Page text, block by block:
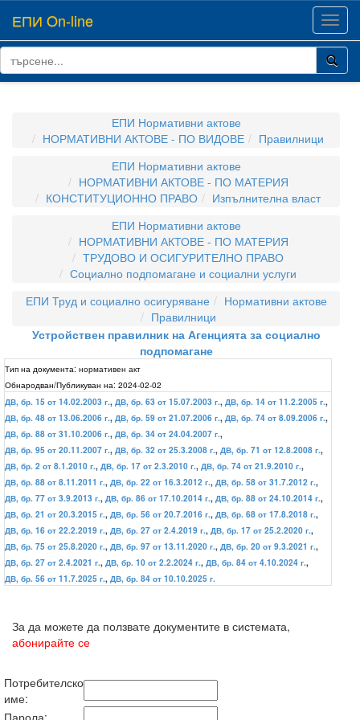
ЕПИ On-line
ЕПИ Нормативни актове
НОРМАТИВНИ АКТОВЕ - ПО ВИДОВЕ
Правилници
ЕПИ Нормативни актове
НОРМАТИВНИ АКТОВЕ - ПО МАТЕРИЯ
КОНСТИТУЦИОННО ПРАВО
Изпълнителна власт
ЕПИ Нормативни актове
НОРМАТИВНИ АКТОВЕ - ПО МАТЕРИЯ
ТРУДОВО И ОСИГУРИТЕЛНО ПРАВО
Социално подпомагане и социални услуги
ЕПИ Труд и социално осигуряване
Нормативни актове
Правилници
Устройствен правилник на Агенцията за социално
подпомагане
Тип на документа: нормативен акт
Обнародван/Публикуван на: 2024-02-02
ДВ, бр. 15 от 14.02.2003 г., ДВ, бр. 63 от 15.07.2003 г., ДВ, бр. 14 от 11.2.2005 г.,
ДВ, бр. 48 от 13.06.2006 г., ДВ, бр. 59 от 21.07.2006 г., ДВ, бр. 74 от 8.09.2006 г.,
ДВ, бр. 88 от 31.10.2006 г., ДВ, бр. 34 от 24.04.2007 г.,
ДВ, бр. 95 от 20.11.2007 г., ДВ, бр. 32 от 25.3.2008 г., ДВ, бр. 71 от 12.8.2008 г.,
ДВ, бр. 2 от 8.1.2010 г., ДВ, бр. 17 от 2.3.2010 г., ДВ, бр. 74 от 21.9.2010 г.,
ДВ, бр. 88 от 8.11.2011 г., ДВ, бр. 22 от 16.3.2012 г., ДВ, бр. 58 от 31.7.2012 г.,
ДВ, бр. 77 от 3.9.2013 г., ДВ, бр. 86 от 17.10.2014 г., ДВ, бр. 88 от 24.10.2014 г.,
ДВ, бр. 21 от 20.3.2015 г., ДВ, бр. 56 от 20.7.2016 г., ДВ, бр. 68 от 17.8.2018 г.,
ДВ, бр. 16 от 22.2.2019 г., ДВ, бр. 27 от 2.4.2019 г., ДВ, бр. 17 от 25.2.2020 г.,
ДВ, бр. 75 от 25.8.2020 г., ДВ, бр. 97 от 13.11.2020 г., ДВ, бр. 20 от 9.3.2021 г.,
ДВ, бр. 27 от 2.4.2021 г., ДВ, бр. 10 от 2.2.2024 г., ДВ, бр. 84 от 4.10.2024 г.,
ДВ, бр. 56 от 11.7.2025 г., ДВ, бр. 84 от 10.10.2025 г.
За да можете да ползвате документите в системата,
абонирайте се
Потребителско
име:
Парола: